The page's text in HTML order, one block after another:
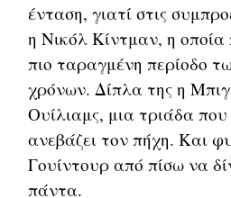
ένταση, γιατί στις
η Νικόλ Κίντμαν, η οποία
πιο ταραγμένη περίοδο
χρόνων. Δίπλα της η
Ουίλιαμς, μια τριάδα
ανεβάζει τον πήχη. Και
Γουίντουρ από πίσω να
πάντα.